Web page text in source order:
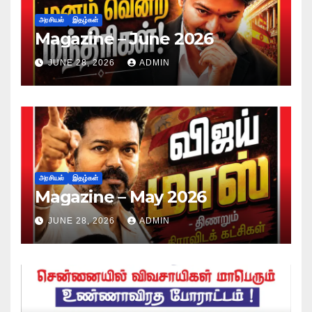
அரசியல் இதழ்கள்
Magazine – June 2026
JUNE 28, 2026 ADMIN
அரசியல் இதழ்கள்
Magazine – May 2026
JUNE 28, 2026 ADMIN